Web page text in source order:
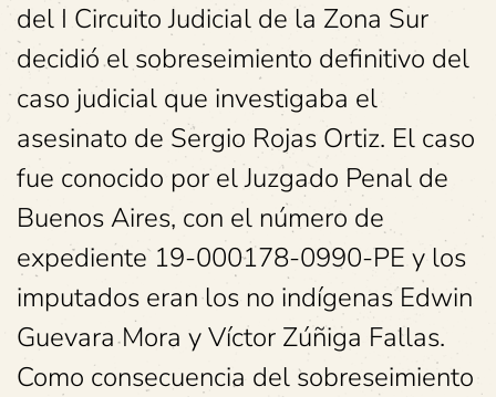
del I Circuito Judicial de la Zona Sur
decidió el sobreseimiento definitivo del
caso judicial que investigaba el
asesinato de Sergio Rojas Ortiz. El caso
fue conocido por el Juzgado Penal de
Buenos Aires, con el número de
expediente 19-000178-0990-PE y los
imputados eran los no indígenas Edwin
Guevara Mora y Víctor Zúñiga Fallas.
Como consecuencia del sobreseimiento